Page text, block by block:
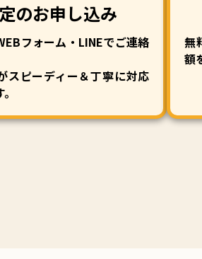
のお申し込み
フォーム・LINEでご連絡
スピーディー＆丁寧に対応
無
額